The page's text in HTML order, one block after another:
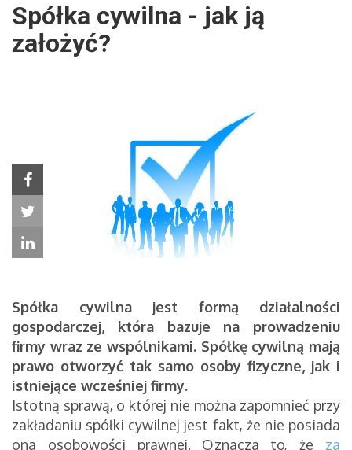
Spółka cywilna - jak ją
założyć?
Spółka cywilna jest formą działalności
gospodarczej, która bazuje na prowadzeniu
firmy wraz ze wspólnikami. Spółkę cywilną mają
prawo otworzyć tak samo osoby fizyczne, jak i
istniejące wcześniej firmy.
Istotną sprawą, o której nie można zapomnieć przy
zakładaniu spółki cywilnej jest fakt, że nie posiada
ona osobowości prawnej. Oznacza to, że za